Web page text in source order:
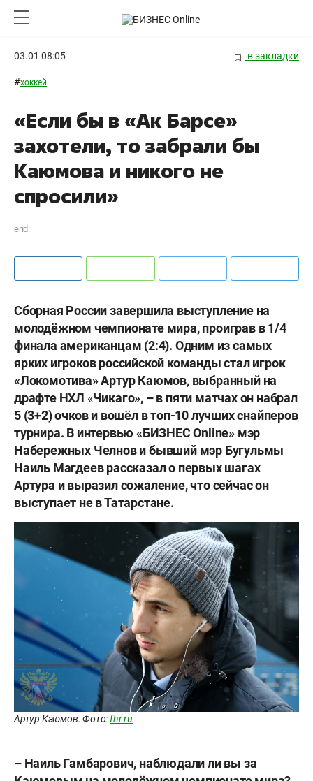
03.01 08:05 в закладки
#хоккей
«Если бы в «Ак Барсе»
захотели, то забрали бы
Каюмова и никого не
спросили»
erid:
Сборная России завершила выступление на
молодёжном чемпионате мира, проиграв в 1/4
финала американцам (2:4). Одним из самых
ярких игроков российской команды стал игрок
«Локомотива» Артур Каюмов, выбранный на
драфте НХЛ «Чикаго», – в пяти матчах он набрал
5 (3+2) очков и вошёл в топ-10 лучших снайперов
турнира. В интервью «БИЗНЕСOnline» мэр
Набережных Челнов и бывший мэр Бугульмы
Наиль Магдеев рассказал о первых шагах
Артура и выразил сожаление, что сейчас он
выступает не в Татарстане.
Артур Каюмов. Фото:fhr.ru
– Наиль Гамбарович, наблюдали ли вы за